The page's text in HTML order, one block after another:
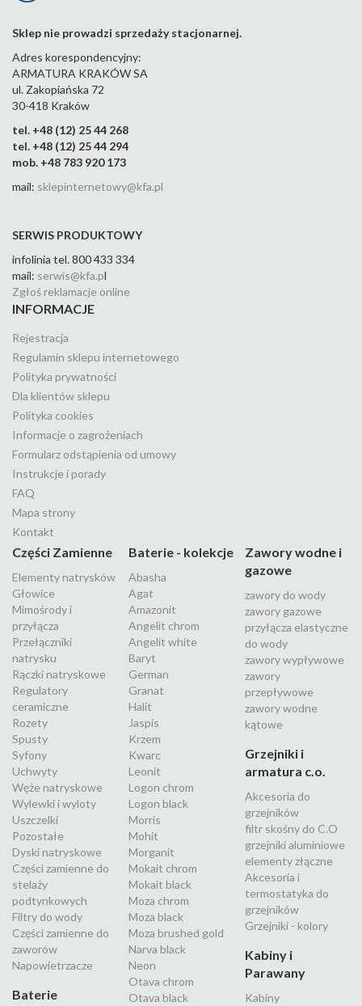
Sklep nie prowadzi sprzedaży stacjonarnej.
Adres korespondencyjny:
ARMATURA KRAKÓW SA
ul. Zakopiańska 72
30-418 Kraków
tel. +48 (12) 25 44 268
tel. +48 (12) 25 44 294
mob. +48 783 920 173
mail: sklepinternetowy@kfa.pl
SERWIS PRODUKTOWY
infolinia tel. 800 433 334
mail: serwis@kfa.pl
Zgłoś reklamacje online
INFORMACJE
Rejestracja
Regulamin sklepu internetowego
Polityka prywatności
Dla klientów sklepu
Polityka cookies
Informacje o zagrożeniach
Formularz odstąpienia od umowy
Instrukcje i porady
FAQ
Mapa strony
Kontakt
Części Zamienne
Elementy natrysków
Głowice
Mimośrody i
przyłącza
Przełączniki
natrysku
Rączki natryskowe
Regulatory
ceramiczne
Rozety
Spusty
Syfony
Uchwyty
Węże natryskowe
Wylewki i wyloty
Uszczelki
Pozostałe
Dyski natryskowe
Części zamienne do
stelaży
podtynkowych
Filtry do wody
Części zamienne do
zaworów
Napowietrzacze
Baterie
Baterie - kolekcje
Abasha
Agat
Amazonit
Angelit chrom
Angelit white
Baryt
German
Granat
Halit
Jaspis
Krzem
Kwarc
Leonit
Logon chrom
Logon black
Morris
Mohit
Morganit
Mokait chrom
Mokait black
Moza chrom
Moza black
Moza brushed gold
Narva black
Neon
Otava chrom
Otava black
Zawory wodne i
gazowe
zawory do wody
zawory gazowe
przyłącza elastyczne
do wody
zawory wypływowe
zawory
przepływowe
zawory wodne
kątowe
Grzejniki i
armatura c.o.
Akcesoria do
grzejników
filtr skośny do C.O
grzejniki aluminiowe
elementy złączne
Akcesoria i
termostatyka do
grzejników
Grzejniki - kolory
Kabiny i
Parawany
Kabiny